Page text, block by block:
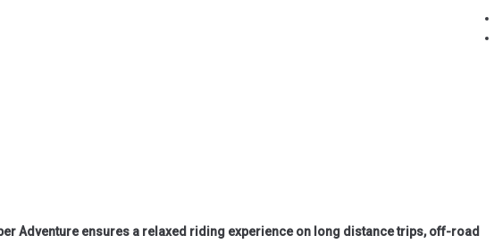
Adventure ensures a relaxed riding experience on long distance trips, off-road